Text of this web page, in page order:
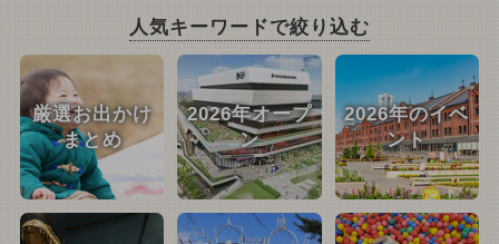
人気キーワードで絞り込む
厳選お出かけ
まとめ
2026年オープ
ン
2026年のイベ
ント